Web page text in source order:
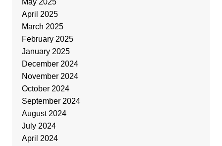
April 2025
March 2025
February 2025
January 2025
December 2024
November 2024
October 2024
September 2024
August 2024
July 2024
April 2024